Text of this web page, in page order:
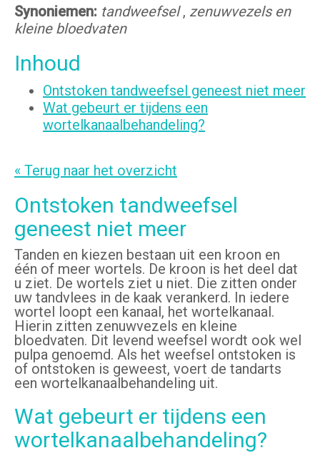
Synoniemen: tandweefsel, zenuwvezels en
kleine bloedvaten
Inhoud
Ontstoken tandweefsel geneest niet meer
Wat gebeurt er tijdens een
wortelkanaalbehandeling?
« Terug naar het overzicht
Ontstoken tandweefsel
geneest niet meer
Tanden en kiezen bestaan uit een kroon en
één of meer wortels. De kroon is het deel dat
u ziet. De wortels ziet u niet. Die zitten onder
uw tandvlees in de kaak verankerd. In iedere
wortel loopt een kanaal, het wortelkanaal.
Hierin zitten zenuwvezels en kleine
bloedvaten. Dit levend weefsel wordt ook wel
pulpa genoemd. Als het weefsel ontstoken is
of ontstoken is geweest, voert de tandarts
een wortelkanaalbehandeling uit.
Wat gebeurt er tijdens een
wortelkanaalbehandeling?